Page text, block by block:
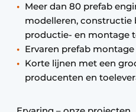
Meer dan 80 prefab
modelleren, constructie
productie- en montage
Ervaren prefab
Korte lijnen met een
producenten en